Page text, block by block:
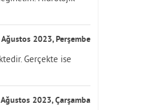
Ağustos 2023, Perşembe
Gerçekte ise
2023, Çarşamba